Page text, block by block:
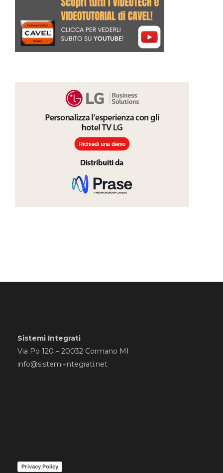
Sistemi Integrati
Via Po 120 – 20032 Cormano MI
info@sistemi-integrati.net
Privacy Policy